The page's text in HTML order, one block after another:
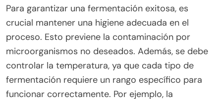
Para garantizar una fermentación exitosa, es
crucial mantener una higiene adecuada en el
proceso. Esto previene la contaminación por
microorganismos no deseados. Además, se debe
controlar la temperatura, ya que cada tipo de
fermentación requiere un rango específico para
funcionar correctamente. Por ejemplo, la